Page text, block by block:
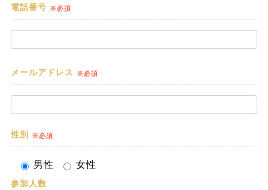
電話番号 ※必須
メールアドレス ※必須
性別 ※必須
男性 女性
参加人数